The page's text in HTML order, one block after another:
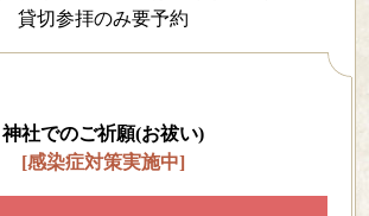
貸切参拝のみ要予約
神社でのご祈願(お祓い)
[感染症対策実施中]